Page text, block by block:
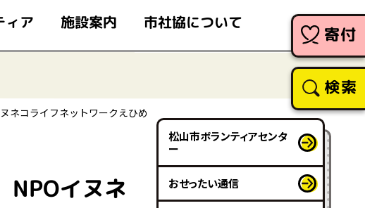
ィア 施設案内 市社協について
寄付
検索
ネコライフネットワークえひめ
イヌネ
松山市ボランティアセンタ
ー
おせったい通信